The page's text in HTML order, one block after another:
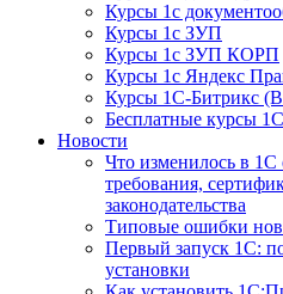
Курсы 1с
Курсы 1с ЗУП
Курсы 1с ЗУП КОРП
Курсы 1с Яндекс
Курсы 1С-Битрикс
Бесплатные курсы 1С
Новости
Что изменилось в 1С
требования,
законодательства
Типовые ошибки
Первый запуск 1С:
установки